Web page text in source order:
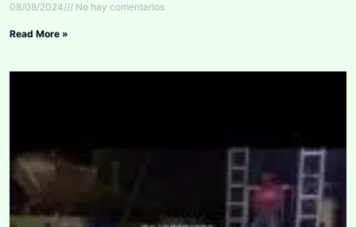
08/08/2024 No hay comentarios
Read More »